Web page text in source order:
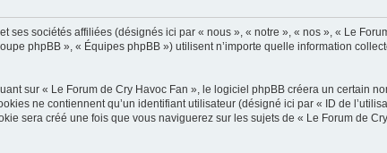
sociétés affiliées (désignés ici par « nous », « notre », « nos », « Le
phpBB », « Équipes phpBB ») utilisent n’importe quelle information
sur « Le Forum de Cry Havoc Fan », le logiciel phpBB créera un certain
ne contiennent qu’un identifiant utilisateur (désigné ici par « ID de
sera créé une fois que vous naviguerez sur les sujets de « Le Forum de